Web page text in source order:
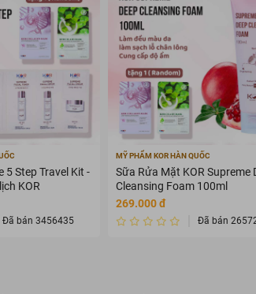
rỡ.
thương da.
mọi cô nàng.
được nhiều lần.
5 Step Travel Kit -
KOR
Đã bán 3456435
MỸ PHẨM KOR HÀN QUỐC
Sữa Rửa Mặt KOR Supreme
Cleansing Foam 100ml
269.000 đ
Đã bán